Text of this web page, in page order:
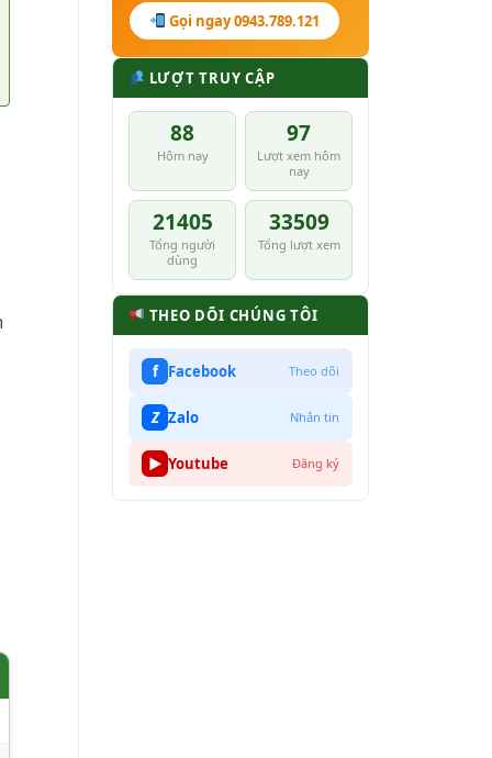
Gọi ngay 0943.789.121
LƯỢT TRUY CẬP
88
Hôm nay
97
Lượt xem hôm
nay
21405
Tổng người
dùng
33509
Tổng lượt xem
THEO DÕI CHÚNG TÔI
f Facebook Theo dõi
Z Zalo Nhắn tin
▶ Youtube Đăng ký